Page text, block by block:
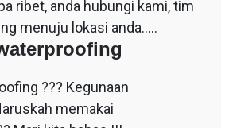
ribet, anda hubungi kami, tim
menuju lokasi anda…..
??? Kegunaan
memakai